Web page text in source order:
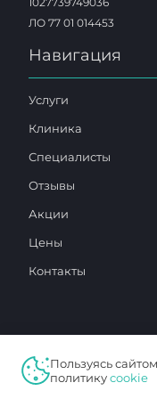
ЛО 77 01 014453
Навигация
Услуги
Клиника
Специалисты
Отзывы
Акции
Цены
Контакты
2025 ©
Пользуясь
политикуcookie